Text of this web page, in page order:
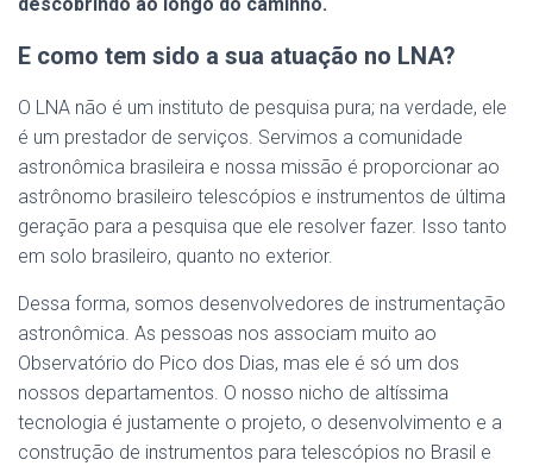
descobrindo ao longo do caminho.
E como tem sido a sua atuação no LNA?
O LNA não é um instituto de pesquisa pura; na verdade, ele
é um prestador de serviços. Servimos a comunidade
astronômica brasileira e nossa missão é proporcionar ao
astrônomo brasileiro telescópios e instrumentos de última
geração para a pesquisa que ele resolver fazer. Isso tanto
em solo brasileiro, quanto no exterior.
Dessa forma, somos desenvolvedores de instrumentação
astronômica. As pessoas nos associam muito ao
Observatório do Pico dos Dias, mas ele é só um dos
nossos departamentos. O nosso nicho de altíssima
tecnologia é justamente o projeto, o desenvolvimento e a
construção de instrumentos para telescópios no Brasil e